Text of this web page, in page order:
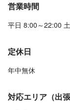
営業時間
平日 8:00～22:00
定休日
年中無休
対応エリア（出